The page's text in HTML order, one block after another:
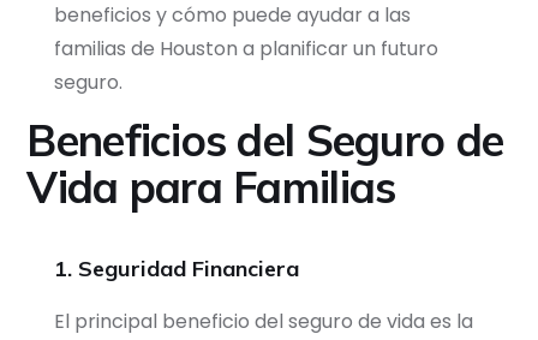
beneficios y cómo puede ayudar a las
familias de Houston a planificar un futuro
seguro.
Beneficios del Seguro de
Vida para Familias
1. Seguridad Financiera
El principal beneficio del seguro de vida es la